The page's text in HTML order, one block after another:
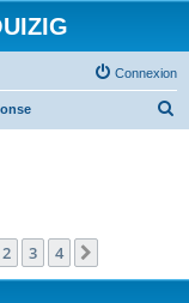
Connexion
c
2 3 4